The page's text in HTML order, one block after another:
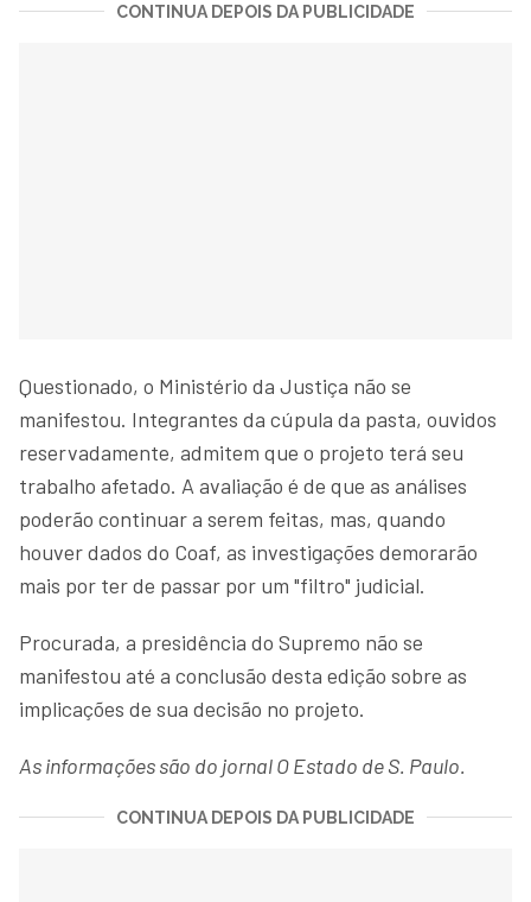
CONTINUA DEPOIS DA PUBLICIDADE
Questionado, o Ministério da Justiça não se
manifestou. Integrantes da cúpula da pasta, ouvidos
reservadamente, admitem que o projeto terá seu
trabalho afetado. A avaliação é de que as análises
poderão continuar a serem feitas, mas, quando
houver dados do Coaf, as investigações demorarão
mais por ter de passar por um "filtro" judicial.
Procurada, a presidência do Supremo não se
manifestou até a conclusão desta edição sobre as
implicações de sua decisão no projeto.
As informações são do jornal O Estado de S. Paulo.
CONTINUA DEPOIS DA PUBLICIDADE